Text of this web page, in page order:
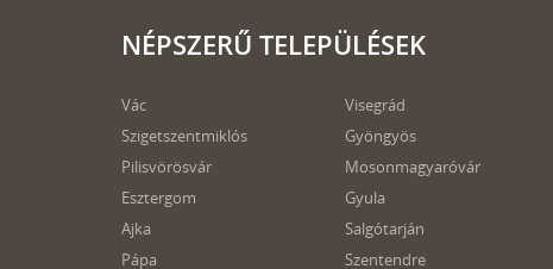
NÉPSZERŰ TELEPÜLÉSEK
Vác
Szigetszentmiklós
Pilisvörösvár
Esztergom
Ajka
Pápa
Visegrád
Gyöngyös
Mosonmagyaróvár
Gyula
Salgótarján
Szentendre